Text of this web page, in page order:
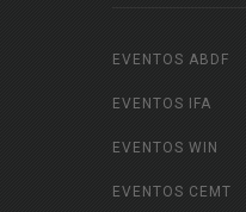
EVENTOS ABDF
EVENTOS IFA
EVENTOS WIN
EVENTOS CEMT